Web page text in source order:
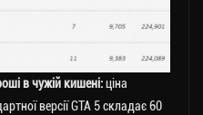
в чужій кишені:ціна
версії GTA 5 складає 60